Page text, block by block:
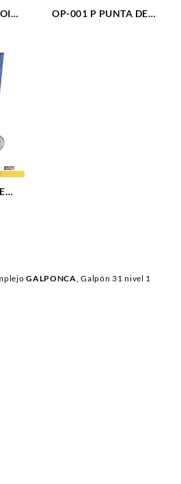
OP-001 P PUNTA DE
GALPONCA, Galpón 31 nivel 1